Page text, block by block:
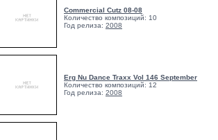
Commercial Cutz 08-08
Количество композиций: 10
Год релиза: 2008
Erg Nu Dance Traxx Vol 146 September
Количество композиций: 12
Год релиза: 2008